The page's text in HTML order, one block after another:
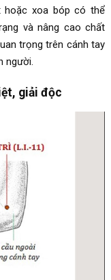
hoặc xoa bóp có thể
và nâng cao chất
trọng trên cánh tay
người.
giải độc